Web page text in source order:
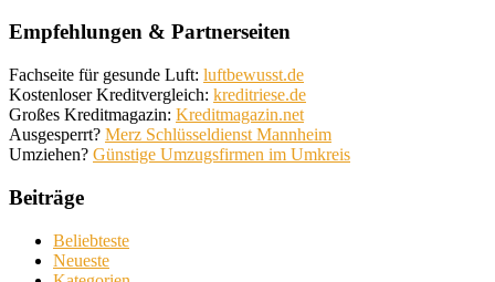
Empfehlungen & Partnerseiten
Fachseite für gesunde Luft: luftbewusst.de
Kostenloser Kreditvergleich: kreditriese.de
Großes Kreditmagazin: Kreditmagazin.net
Ausgesperrt? Merz Schlüsseldienst Mannheim
Umziehen? Günstige Umzugsfirmen im Umkreis
Beiträge
Beliebteste
Neueste